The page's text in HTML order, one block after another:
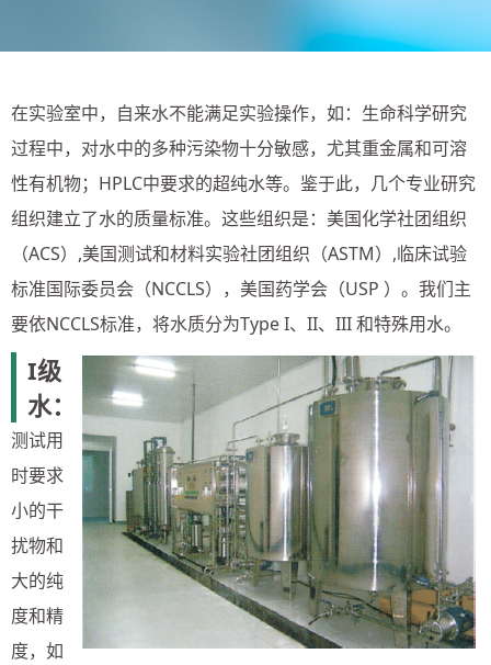
在实验室中，自来水不能满足实验操作，如：生命科学研究
过程中，对水中的多种污染物十分敏感，尤其重金属和可溶
性有机物；HPLC中要求的超纯水等。鉴于此，几个专业研究
组织建立了水的质量标准。这些组织是：美国化学社团组织
（ACS）,美国测试和材料实验社团组织（ASTM）,临床试验
标准国际委员会（NCCLS），美国药学会（USP ）。我们主
要依NCCLS标准，将水质分为Type I、II、III 和特殊用水。
I级
水：
测试用
时要求
小的干
扰物和
大的纯
度和精
度，如